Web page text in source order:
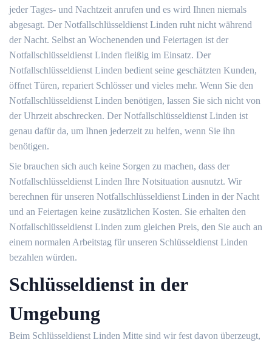
jeder Tages- und Nachtzeit anrufen und es wird Ihnen niemals
abgesagt. Der Notfallschlüsseldienst Linden ruht nicht während
der Nacht. Selbst an Wochenenden und Feiertagen ist der
Notfallschlüsseldienst Linden fleißig im Einsatz. Der
Notfallschlüsseldienst Linden bedient seine geschätzten Kunden,
öffnet Türen, repariert Schlösser und vieles mehr. Wenn Sie den
Notfallschlüsseldienst Linden benötigen, lassen Sie sich nicht von
der Uhrzeit abschrecken. Der Notfallschlüsseldienst Linden ist
genau dafür da, um Ihnen jederzeit zu helfen, wenn Sie ihn
benötigen.
Sie brauchen sich auch keine Sorgen zu machen, dass der
Notfallschlüsseldienst Linden Ihre Notsituation ausnutzt. Wir
berechnen für unseren Notfallschlüsseldienst Linden in der Nacht
und an Feiertagen keine zusätzlichen Kosten. Sie erhalten den
Notfallschlüsseldienst Linden zum gleichen Preis, den Sie auch an
einem normalen Arbeitstag für unseren Schlüsseldienst Linden
bezahlen würden.
Schlüsseldienst in der
Umgebung
Beim Schlüsseldienst Linden Mitte sind wir fest davon überzeugt,